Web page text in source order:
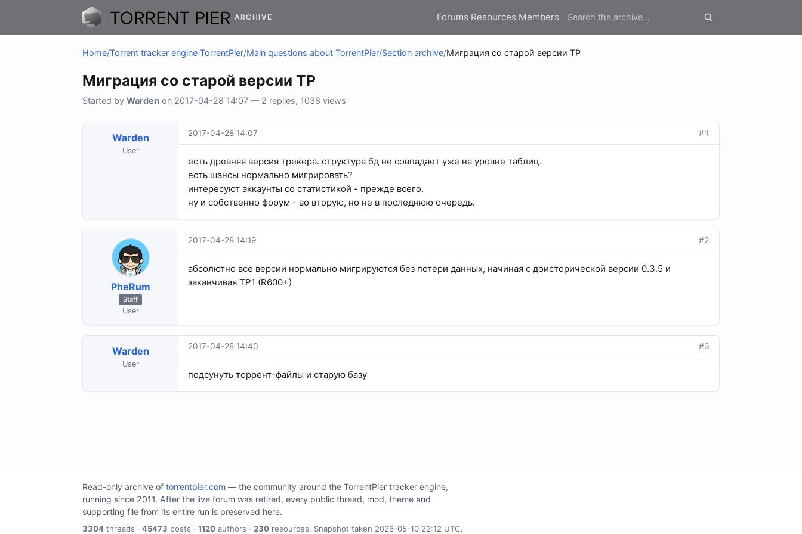
ARCHIVE Forums Resources Members
Home/Torrent tracker engine TorrentPier/Main questions about TorrentPier/Section archive/Миграция со старой версии TP
Миграция со старой версии TP
Started by Warden on 2017-04-28 14:07 — 2 replies, 1038 views
Warden
User
2017-04-28 14:07 #1
есть древняя версия трекера. структура бд не совпадает уже на уровне таблиц.
есть шансы нормально мигрировать?
интересуют аккаунты со статистикой - прежде всего.
ну и собственно форум - во вторую, но не в последнюю очередь.
PheRum
Staff
User
2017-04-28 14:19 #2
абсолютно все версии нормально мигрируются без потери данных, начиная с доисторической версии 0.3.5 и
заканчивая TP1 (R600+)
Warden
User
2017-04-28 14:40 #3
подсунуть торрент-файлы и старую базу
Read-only archive of torrentpier.com — the community around the TorrentPier tracker engine,
running since 2011. After the live forum was retired, every public thread, mod, theme and
supporting file from its entire run is preserved here.
3304 threads · 45473 posts · 1120 authors · 230 resources. Snapshot taken 2026-05-10 22:12 UTC.